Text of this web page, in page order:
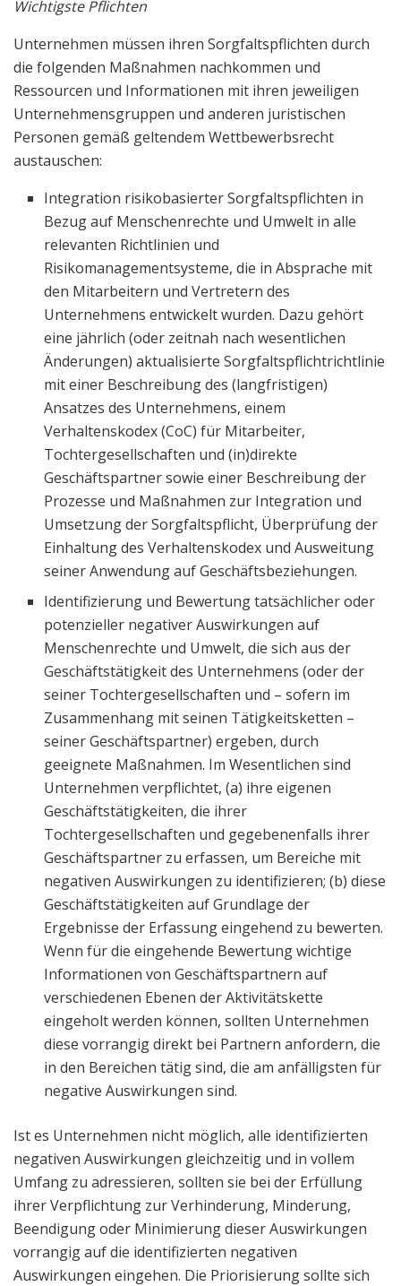
Wichtigste Pflichten
Unternehmen müssen ihren Sorgfaltspflichten durch
die folgenden Maßnahmen nachkommen und
Ressourcen und Informationen mit ihren jeweiligen
Unternehmensgruppen und anderen juristischen
Personen gemäß geltendem Wettbewerbsrecht
austauschen:
Integration risikobasierter Sorgfaltspflichten in
Bezug auf Menschenrechte und Umwelt in alle
relevanten Richtlinien und
Risikomanagementsysteme, die in Absprache mit
den Mitarbeitern und Vertretern des
Unternehmens entwickelt wurden. Dazu gehört
eine jährlich (oder zeitnah nach wesentlichen
Änderungen) aktualisierte Sorgfaltspflichtrichtlinie
mit einer Beschreibung des (langfristigen)
Ansatzes des Unternehmens, einem
Verhaltenskodex (CoC) für Mitarbeiter,
Tochtergesellschaften und (in)direkte
Geschäftspartner sowie einer Beschreibung der
Prozesse und Maßnahmen zur Integration und
Umsetzung der Sorgfaltspflicht, Überprüfung der
Einhaltung des Verhaltenskodex und Ausweitung
seiner Anwendung auf Geschäftsbeziehungen.
Identifizierung und Bewertung tatsächlicher oder
potenzieller negativer Auswirkungen auf
Menschenrechte und Umwelt, die sich aus der
Geschäftstätigkeit des Unternehmens (oder der
seiner Tochtergesellschaften und – sofern im
Zusammenhang mit seinen Tätigkeitsketten –
seiner Geschäftspartner) ergeben, durch
geeignete Maßnahmen. Im Wesentlichen sind
Unternehmen verpflichtet, (a) ihre eigenen
Geschäftstätigkeiten, die ihrer
Tochtergesellschaften und gegebenenfalls ihrer
Geschäftspartner zu erfassen, um Bereiche mit
negativen Auswirkungen zu identifizieren; (b) diese
Geschäftstätigkeiten auf Grundlage der
Ergebnisse der Erfassung eingehend zu bewerten.
Wenn für die eingehende Bewertung wichtige
Informationen von Geschäftspartnern auf
verschiedenen Ebenen der Aktivitätskette
eingeholt werden können, sollten Unternehmen
diese vorrangig direkt bei Partnern anfordern, die
in den Bereichen tätig sind, die am anfälligsten für
negative Auswirkungen sind.
Ist es Unternehmen nicht möglich, alle identifizierten
negativen Auswirkungen gleichzeitig und in vollem
Umfang zu adressieren, sollten sie bei der Erfüllung
ihrer Verpflichtung zur Verhinderung, Minderung,
Beendigung oder Minimierung dieser Auswirkungen
vorrangig auf die identifizierten negativen
Auswirkungen eingehen. Die Priorisierung sollte sich